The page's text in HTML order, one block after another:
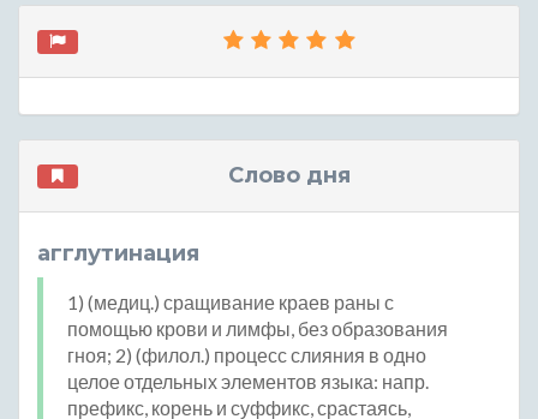
Слово дня
агглутинация
1) (медиц.) сращивание краев раны с
помощью крови и лимфы, без образования
гноя; 2) (филол.) процесс слияния в одно
целое отдельных элементов языка: напр.
префикс, корень и суффикс, срастаясь,